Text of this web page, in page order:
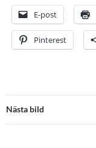
E-post
Pinterest
Nästa bild